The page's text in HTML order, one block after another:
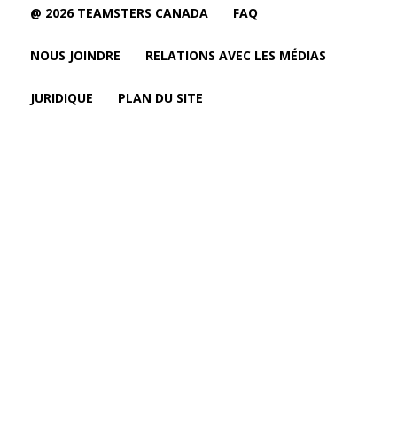
@ 2026 TEAMSTERS CANADA FAQ
NOUS JOINDRE RELATIONS AVEC LES MÉDIAS
JURIDIQUE PLAN DU SITE